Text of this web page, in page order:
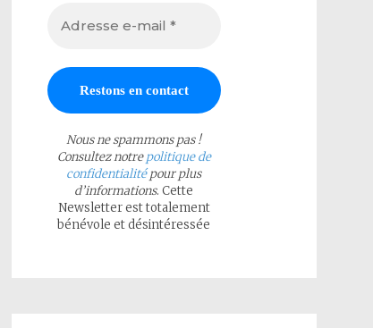
Nous ne spammons pas !
Consultez notrepolitique de
confidentialitépour plus
d’informations. Cette
Newsletter est totalement
bénévole et désintéressée